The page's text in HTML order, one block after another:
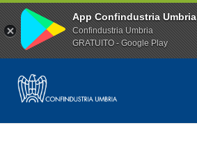
App Confindustria Umbria
Confindustria Umbria
GRATUITO - Google Play